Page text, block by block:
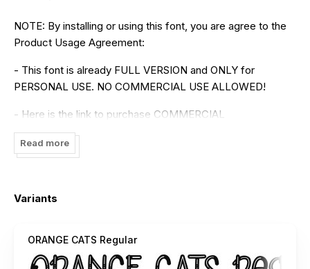
NOTE: By installing or using this font, you are agree to the
Product Usage Agreement:
- This font is already FULL VERSION and ONLY for
PERSONAL USE. NO COMMERCIAL USE ALLOWED!
- Here is the link to purchase COMMERCIAL
LICENSE:hhttps://www.creativefabrica.com/product/orange-
cats/ref/237510/
LICENSE please contact us at:
donation:zainstudio151@gmail.com
Please visit our store for more amazing fonts:
Read more
Variants
ORANGE CATS Regular